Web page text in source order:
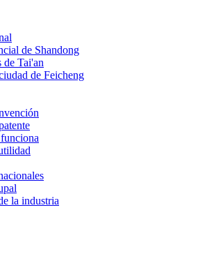
de Shandong
de Tai'an
de Feicheng
la industria